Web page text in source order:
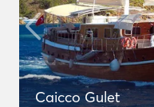
Caicco Gulet